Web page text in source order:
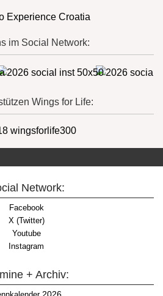
im Social Network:
Wings for Life:
Network:
Facebook
X (Twitter)
Youtube
Instagram
+ Archiv:
2026